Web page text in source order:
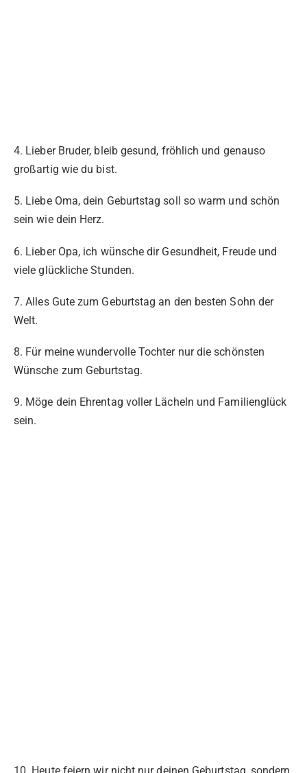
4. Lieber Bruder, bleib gesund, fröhlich und genauso
großartig wie du bist.
5. Liebe Oma, dein Geburtstag soll so warm und schön
sein wie dein Herz.
6. Lieber Opa, ich wünsche dir Gesundheit, Freude und
viele glückliche Stunden.
7. Alles Gute zum Geburtstag an den besten Sohn der
Welt.
8. Für meine wundervolle Tochter nur die schönsten
Wünsche zum Geburtstag.
9. Möge dein Ehrentag voller Lächeln und Familienglück
sein.